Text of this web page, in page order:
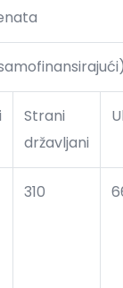
Strani
državljani
310